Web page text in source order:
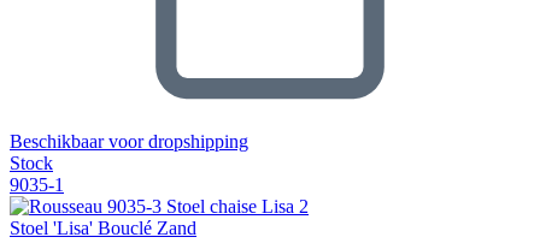
Beschikbaar voor dropshipping
Stock
9035-1
Stoel 'Lisa' Bouclé Zand